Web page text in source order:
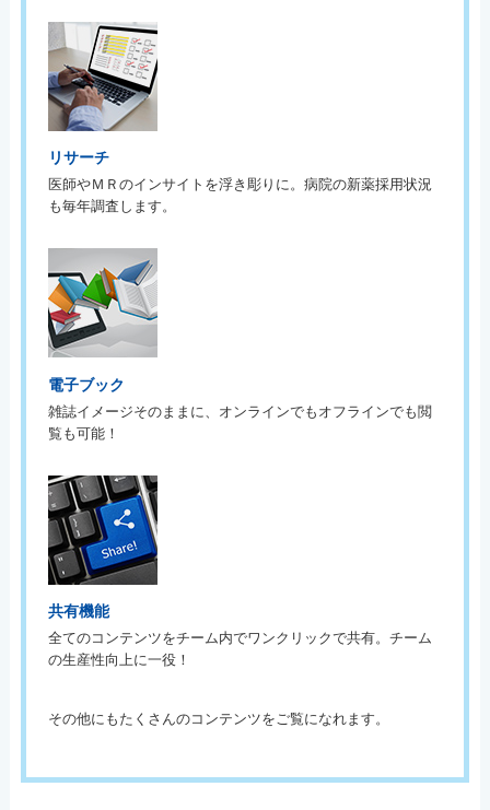
リサーチ
医師やＭＲのインサイトを浮き彫りに。病院の新薬採用状況
も毎年調査します。
電子ブック
雑誌イメージそのままに、オンラインでもオフラインでも閲
覧も可能！
共有機能
全てのコンテンツをチーム内でワンクリックで共有。チーム
の生産性向上に一役！
その他にもたくさんのコンテンツをご覧になれます。